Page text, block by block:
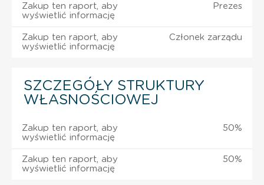
Zakup ten raport, aby
wyświetlić informację
Prezes
Zakup ten raport, aby
wyświetlić informację
Członek zarządu
SZCZEGÓŁY STRUKTURY
WŁASNOŚCIOWEJ
Zakup ten raport, aby
wyświetlić informację
50%
Zakup ten raport, aby
wyświetlić informację
50%